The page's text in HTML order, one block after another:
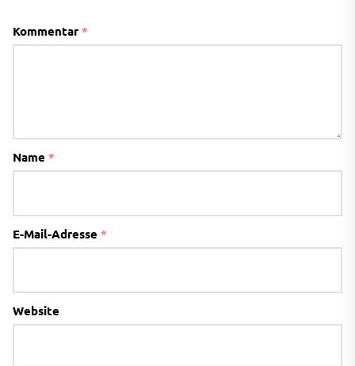
Kommentar *
Name *
E-Mail-Adresse *
Website